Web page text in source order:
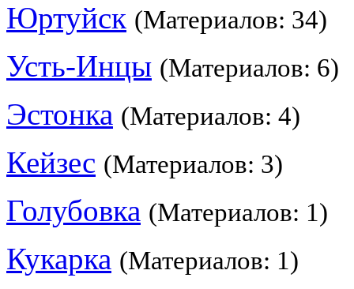
Юртуйск (Материалов: 34)
Усть-Инцы (Материалов: 6)
Эстонка (Материалов: 4)
Кейзес (Материалов: 3)
Голубовка (Материалов: 1)
Кукарка (Материалов: 1)